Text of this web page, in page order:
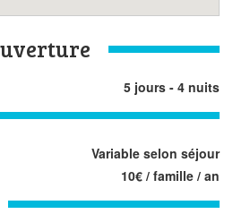
5 jours - 4 nuits
Variable selon séjour
10€ / famille / an